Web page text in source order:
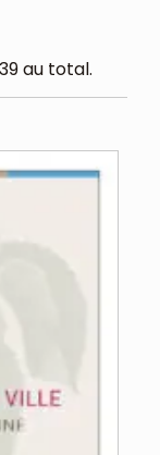
au total.